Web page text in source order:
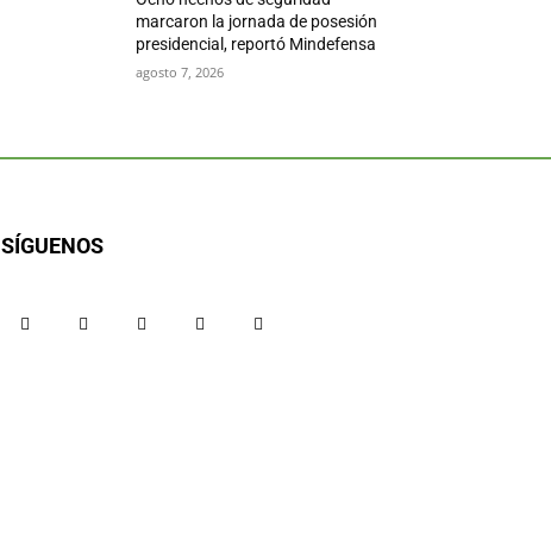
marcaron la jornada de posesión
presidencial, reportó Mindefensa
agosto 7, 2026
SÍGUENOS